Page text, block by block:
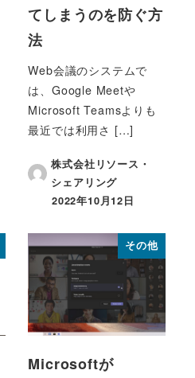
てしまうのを防ぐ方
法
Web会議のシステムで
は、Google Meetや
Microsoft Teamsよりも
最近では利用さ […]
株式会社リソース・
シェアリング
投稿日
2022年10月12日
その他
Microsoftが